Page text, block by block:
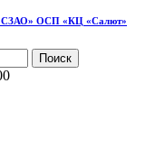
ОСП «КЦ «Салют»